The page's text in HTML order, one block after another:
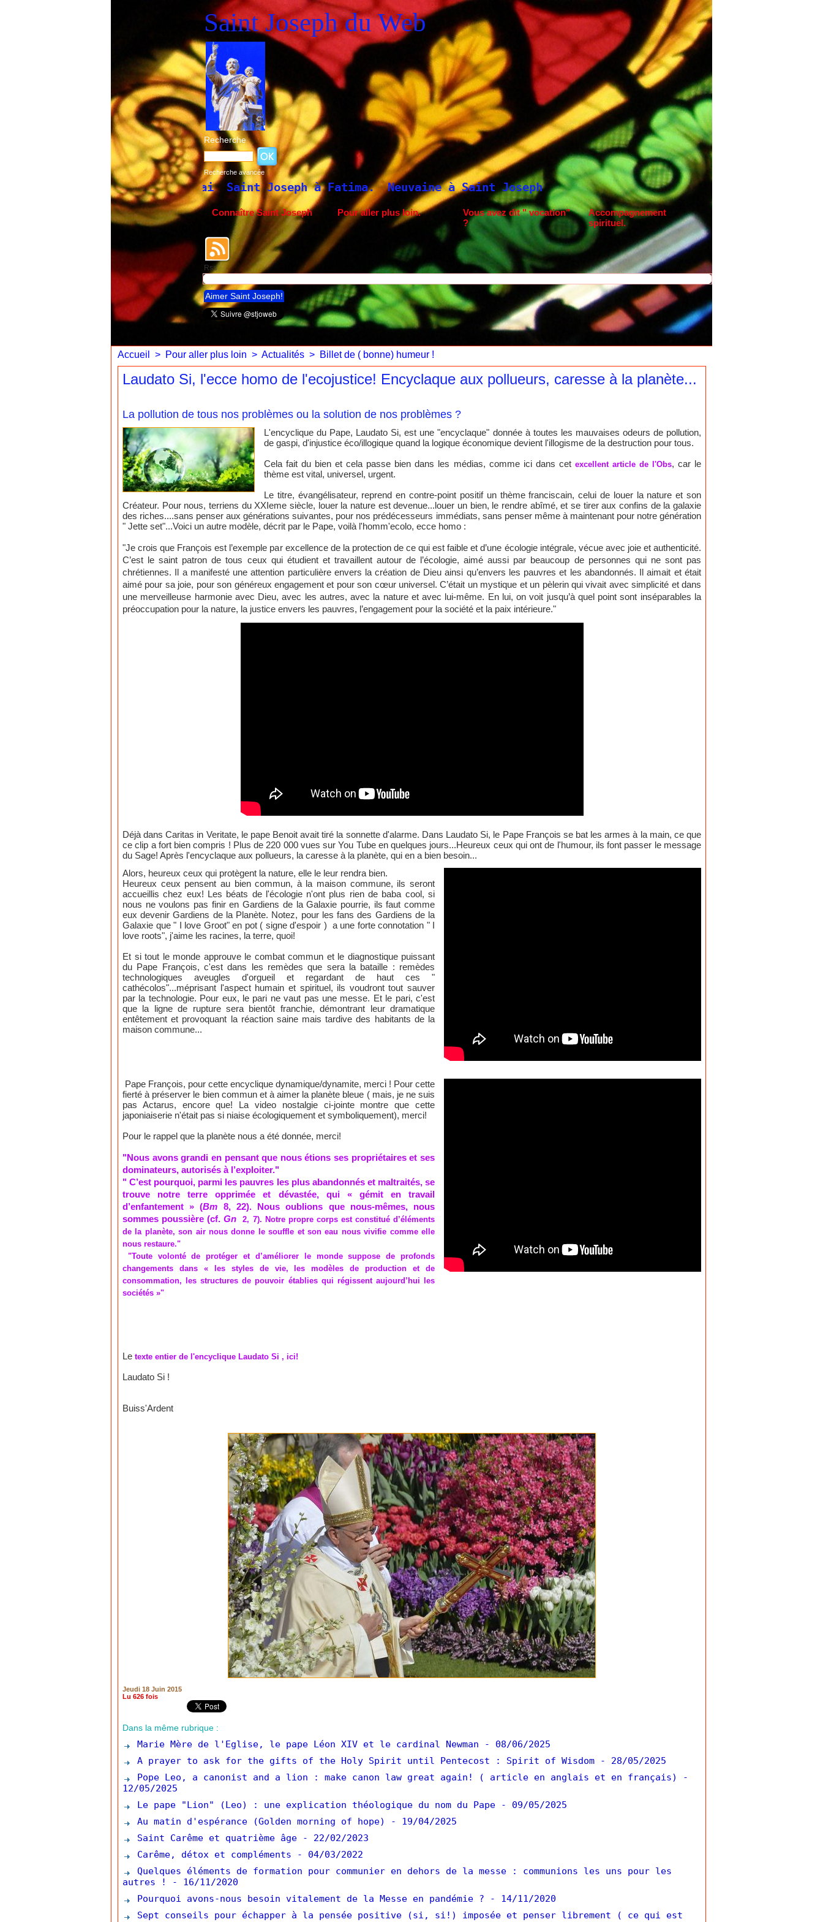
Saint Joseph du Web
Recherche
Recherche avancée
Saint Joseph à Fatima. Neuvaine à Saint Joseph
Connaître Saint Joseph Pour aller plus loin.
Vous avez dit " vocation"
?
Accompagnement
spirituel.
Rss
Aimer Saint Joseph!
Accueil > Pour aller plus loin > Actualités > Billet de ( bonne) humeur !
Laudato Si, l'ecce homo de l'ecojustice! Encyclaque aux pollueurs, caresse à la planète...
La pollution de tous nos problèmes ou la solution de nos problèmes ?
L'encyclique du Pape, Laudato Si, est une "encyclaque" donnée à toutes les mauvaises odeurs de pollution,
de gaspi, d'injustice éco/illogique quand la logique économique devient l'illogisme de la destruction pour tous.
Cela fait du bien et cela passe bien dans les médias, comme ici dans cetexcellent article de l'Obs, car le
thème est vital, universel, urgent.
Le titre, évangélisateur, reprend en contre-point positif un thème franciscain, celui de louer la nature et son
Créateur. Pour nous, terriens du XXIeme siècle, louer la nature est devenue...louer un bien, le rendre abîmé, et se tirer aux confins de la galaxie
des riches....sans penser aux générations suivantes, pour nos prédécesseurs immédiats, sans penser même à maintenant pour notre génération
" Jette set"...Voici un autre modèle, décrit par le Pape, voilà l'homm'ecolo, ecce homo :
"Je crois que François est l’exemple par excellence de la protection de ce qui est faible et d’une écologie intégrale, vécue avec joie et authenticité.
C’est le saint patron de tous ceux qui étudient et travaillent autour de l’écologie, aimé aussi par beaucoup de personnes qui ne sont pas
chrétiennes. Il a manifesté une attention particulière envers la création de Dieu ainsi qu’envers les pauvres et les abandonnés. Il aimait et était
aimé pour sa joie, pour son généreux engagement et pour son cœur universel. C’était un mystique et un pèlerin qui vivait avec simplicité et dans
une merveilleuse harmonie avec Dieu, avec les autres, avec la nature et avec lui-même. En lui, on voit jusqu’à quel point sont inséparables la
préoccupation pour la nature, la justice envers les pauvres, l’engagement pour la société et la paix intérieure."
Déjà dans Caritas in Veritate, le pape Benoit avait tiré la sonnette d'alarme. Dans Laudato Si, le Pape François se bat les armes à la main, ce que
ce clip a fort bien compris ! Plus de 220 000 vues sur You Tube en quelques jours...Heureux ceux qui ont de l'humour, ils font passer le message
du Sage! Après l'encyclaque aux pollueurs, la caresse à la planète, qui en a bien besoin...
Alors, heureux ceux qui protègent la nature, elle le leur rendra bien.
Heureux ceux pensent au bien commun, à la maison commune, ils seront
accueillis chez eux! Les béats de l'écologie n'ont plus rien de baba cool, si
nous ne voulons pas finir en Gardiens de la Galaxie pourrie, ils faut comme
eux devenir Gardiens de la Planète. Notez, pour les fans des Gardiens de la
Galaxie que " I love Groot" en pot ( signe d'espoir ) a une forte connotation " I
love roots", j'aime les racines, la terre, quoi!
Et si tout le monde approuve le combat commun et le diagnostique puissant
du Pape François, c'est dans les remèdes que sera la bataille : remèdes
technologiques aveugles d'orgueil et regardant de haut ces "
cathécolos"...méprisant l'aspect humain et spirituel, ils voudront tout sauver
par la technologie. Pour eux, le pari ne vaut pas une messe. Et le pari, c'est
que la ligne de rupture sera bientôt franchie, démontrant leur dramatique
entêtement et provoquant la réaction saine mais tardive des habitants de la
maison commune...
Pape François, pour cette encyclique dynamique/dynamite, merci ! Pour cette
fierté à préserver le bien commun et à aimer la planète bleue ( mais, je ne suis
pas Actarus, encore que! La video nostalgie ci-jointe montre que cette
japoniaiserie n'était pas si niaise écologiquement et symboliquement), merci!
Pour le rappel que la planète nous a été donnée, merci!
"Nous avons grandi en pensant que nous étions ses propriétaires et ses
dominateurs, autorisés à l’exploiter."
" C’est pourquoi, parmi les pauvres les plus abandonnés et maltraités, se
trouve notre terre opprimée et dévastée, qui « gémit en travail
d’enfantement » (Bm 8, 22). Nous oublions que nous-mêmes, nous
sommes poussière (cf.Gn
2, 7). Notre propre corps est constitué d’éléments
de la planète, son air nous donne le souffle et son eau nous vivifie comme elle
nous restaure."
"Toute volonté de protéger et d’améliorer le monde suppose de profonds
changements dans « les styles de vie, les modèles de production et de
consommation, les structures de pouvoir établies qui régissent aujourd’hui les
sociétés »"
Le texte entier de l'encyclique Laudato Si , ici!
Laudato Si !
Buiss'Ardent
Jeudi 18 Juin 2015
Lu 626 fois
Dans la même rubrique :
Marie Mère de l'Eglise, le pape Léon XIV et le cardinal Newman
- 08/06/2025
A prayer to ask for the gifts of the Holy Spirit until Pentecost : Spirit of Wisdom
- 28/05/2025
Pope Leo, a canonist and a lion : make canon law great again! ( article en anglais et en français)
-
12/05/2025
Le pape "Lion" (Leo) : une explication théologique du nom du Pape
- 09/05/2025
Au matin d'espérance (Golden morning of hope)
- 19/04/2025
Saint Carême et quatrième âge
- 22/02/2023
Carême, détox et compléments
- 04/03/2022
Quelques éléments de formation pour communier en dehors de la messe : communions les uns pour les
autres !
- 16/11/2020
Pourquoi avons-nous besoin vitalement de la Messe en pandémie ?
- 14/11/2020
Sept conseils pour échapper à la pensée positive (si, si!) imposée et penser librement ( ce qui est